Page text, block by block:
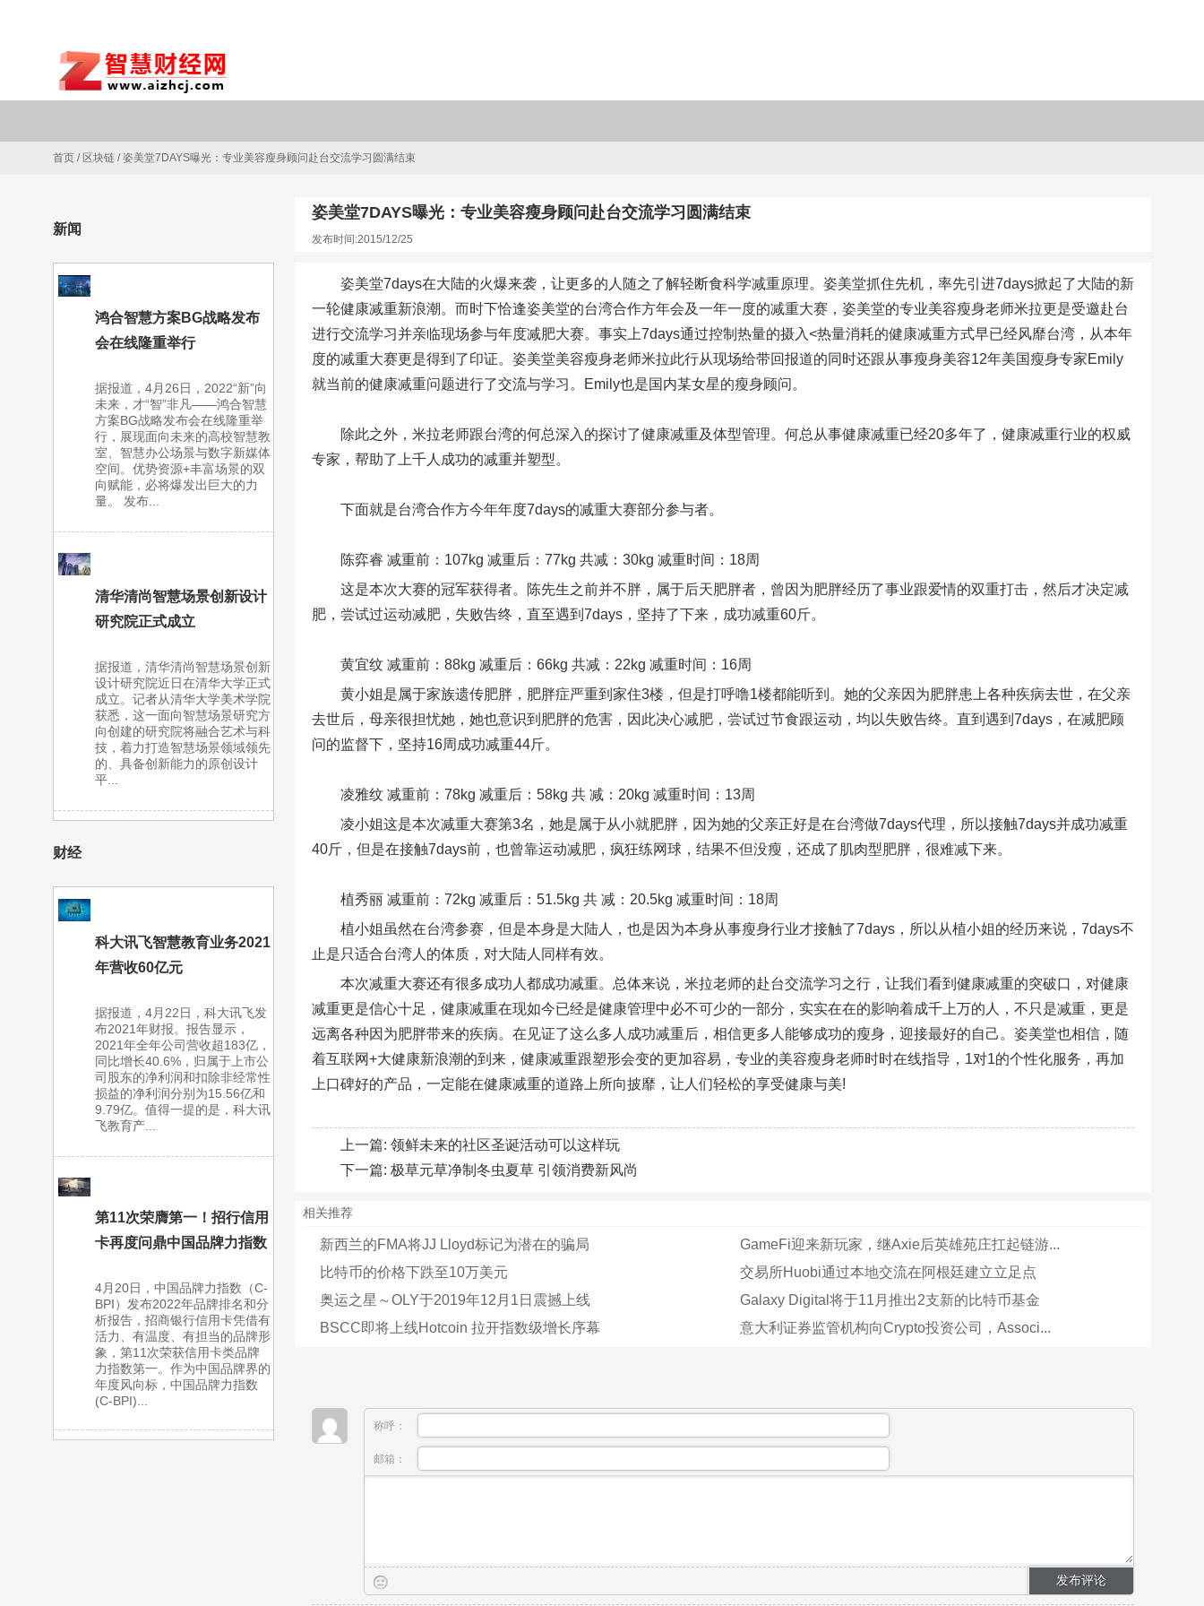
首页 / 区块链 /姿美堂7DAYS曝光：专业美容瘦身顾问赴台交流学习圆满结束
新闻
鸿合智慧方案BG战略发布
会在线隆重举行
据报道，4月26日，2022“新”向
未来，才“智”非凡——鸿合智慧
方案BG战略发布会在线隆重举
行，展现面向未来的高校智慧教
室、智慧办公场景与数字新媒体
空间。优势资源+丰富场景的双
向赋能，必将爆发出巨大的力
量。 发布...
清华清尚智慧场景创新设计
研究院正式成立
据报道，清华清尚智慧场景创新
设计研究院近日在清华大学正式
成立。记者从清华大学美术学院
获悉，这一面向智慧场景研究方
向创建的研究院将融合艺术与科
技，着力打造智慧场景领域领先
的、具备创新能力的原创设计
平...
财经
科大讯飞智慧教育业务2021
年营收60亿元
据报道，4月22日，科大讯飞发
布2021年财报。报告显示，
2021年全年公司营收超183亿，
同比增长40.6%，归属于上市公
司股东的净利润和扣除非经常性
损益的净利润分别为15.56亿和
9.79亿。值得一提的是，科大讯
飞教育产...
第11次荣膺第一！招行信用
卡再度问鼎中国品牌力指数
4月20日，中国品牌力指数（C-
BPI）发布2022年品牌排名和分
析报告，招商银行信用卡凭借有
活力、有温度、有担当的品牌形
象，第11次荣获信用卡类品牌
力指数第一。作为中国品牌界的
年度风向标，中国品牌力指数
(C-BPI)...
姿美堂7DAYS曝光：专业美容瘦身顾问赴台交流学习圆满结束
发布时间:2015/12/25
姿美堂7days在大陆的火爆来袭，让更多的人随之了解轻断食科学减重原理。姿美堂抓住先机，率先引进7days掀起了大陆的新
一轮健康减重新浪潮。而时下恰逢姿美堂的台湾合作方年会及一年一度的减重大赛，姿美堂的专业美容瘦身老师米拉更是受邀赴台
进行交流学习并亲临现场参与年度减肥大赛。事实上7days通过控制热量的摄入<热量消耗的健康减重方式早已经风靡台湾，从本年
度的减重大赛更是得到了印证。姿美堂美容瘦身老师米拉此行从现场给带回报道的同时还跟从事瘦身美容12年美国瘦身专家Emily
就当前的健康减重问题进行了交流与学习。Emily也是国内某女星的瘦身顾问。
除此之外，米拉老师跟台湾的何总深入的探讨了健康减重及体型管理。何总从事健康减重已经20多年了，健康减重行业的权威
专家，帮助了上千人成功的减重并塑型。
下面就是台湾合作方今年年度7days的减重大赛部分参与者。
陈弈睿 减重前：107kg 减重后：77kg 共减：30kg 减重时间：18周
这是本次大赛的冠军获得者。陈先生之前并不胖，属于后天肥胖者，曾因为肥胖经历了事业跟爱情的双重打击，然后才决定减
肥，尝试过运动减肥，失败告终，直至遇到7days，坚持了下来，成功减重60斤。
黄宜纹 减重前：88kg 减重后：66kg 共减：22kg 减重时间：16周
黄小姐是属于家族遗传肥胖，肥胖症严重到家住3楼，但是打呼噜1楼都能听到。她的父亲因为肥胖患上各种疾病去世，在父亲
去世后，母亲很担忧她，她也意识到肥胖的危害，因此决心减肥，尝试过节食跟运动，均以失败告终。直到遇到7days，在减肥顾
问的监督下，坚持16周成功减重44斤。
凌雅纹 减重前：78kg 减重后：58kg 共 减：20kg 减重时间：13周
凌小姐这是本次减重大赛第3名，她是属于从小就肥胖，因为她的父亲正好是在台湾做7days代理，所以接触7days并成功减重
40斤，但是在接触7days前，也曾靠运动减肥，疯狂练网球，结果不但没瘦，还成了肌肉型肥胖，很难减下来。
植秀丽 减重前：72kg 减重后：51.5kg 共 减：20.5kg 减重时间：18周
植小姐虽然在台湾参赛，但是本身是大陆人，也是因为本身从事瘦身行业才接触了7days，所以从植小姐的经历来说，7days不
止是只适合台湾人的体质，对大陆人同样有效。
本次减重大赛还有很多成功人都成功减重。总体来说，米拉老师的赴台交流学习之行，让我们看到健康减重的突破口，对健康
减重更是信心十足，健康减重在现如今已经是健康管理中必不可少的一部分，实实在在的影响着成千上万的人，不只是减重，更是
远离各种因为肥胖带来的疾病。在见证了这么多人成功减重后，相信更多人能够成功的瘦身，迎接最好的自己。姿美堂也相信，随
着互联网+大健康新浪潮的到来，健康减重跟塑形会变的更加容易，专业的美容瘦身老师时时在线指导，1对1的个性化服务，再加
上口碑好的产品，一定能在健康减重的道路上所向披靡，让人们轻松的享受健康与美!
上一篇: 领鲜未来的社区圣诞活动可以这样玩
下一篇: 极草元草净制冬虫夏草 引领消费新风尚
相关推荐
新西兰的FMA将JJ Lloyd标记为潜在的骗局
GameFi迎来新玩家，继Axie后英雄苑庄扛起链游...
比特币的价格下跌至10万美元
交易所Huobi通过本地交流在阿根廷建立立足点
奥运之星～OLY于2019年12月1日震撼上线
Galaxy Digital将于11月推出2支新的比特币基金
BSCC即将上线Hotcoin 拉开指数级增长序幕
意大利证券监管机构向Crypto投资公司，Associ...
称呼：
邮箱：